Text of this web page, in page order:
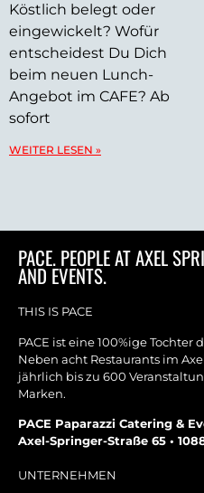
Köstlich belegt oder
eingewickelt? Wofür
entscheidest Du Dich
beim neuen Lunch-
Angebot im CAFE? Ab
sofort
WEITER LESEN »
PACE. PEOPLE AT AXEL
AND EVENTS.
THIS IS PACE
PACE ist eine 100%ige Tochter
Neben acht Restaurants im
jährlich bis zu 600
Marken.
PACE Paparazzi Catering &
Axel-Springer-Straße 65 •
UNTERNEHMEN